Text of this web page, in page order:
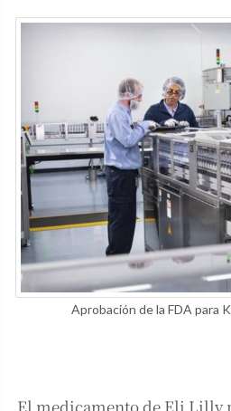
Aprobación de la FDA para
El medicamento de Eli Lilly